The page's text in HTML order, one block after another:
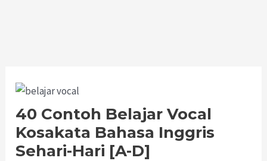
40 Contoh Belajar Vocal
Kosakata Bahasa Inggris
Sehari-Hari [A-D]